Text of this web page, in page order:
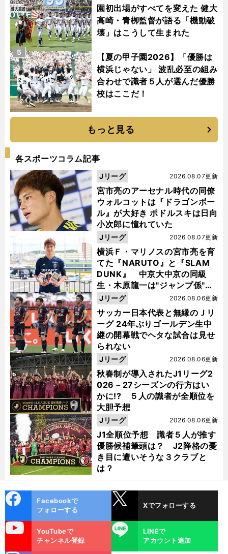
園初出場がすべてを変えた 健大
高崎・青栁監督が語る「機動破
壊」はこうして生まれた
【夏の甲子園2026】「優勝は
横浜じゃない」 波乱必至の組み
合わせで識者５人が選んだ優勝
校はここだ！
5
もっと見る
各スポーツコラム記事
宮市亮のアーセナル時代の同僚
ウォルコットは『ドラゴンボー
ル』が大好き ポドルスキは日向
小次郎に憧れていた
2026.08.07更新
Jリーグ
横浜Ｆ・マリノスの宮市亮を育
てた『NARUTO』と『SLAM
DUNK』 中京大中京の同級
生・木原龍一は"ジャンプ係"だ
った
2026.08.07更新
Jリーグ
サッカー日本代表と無縁のＪリ
ーグ 24年ぶりゴールデン生中
継の開幕戦でヘタな試合は見せ
られない
2026.08.06更新
Jリーグ
秋春制が導入されたJ1リーグ2
026－27シーズンの行方はい
かに!? ５人の識者が全順位を
大胆予想
2026.08.06更新
Jリーグ
J1全順位予想 識者５人が推す
優勝候補筆頭は？ J2降格の憂
き目に遭いそうな３クラブと
は？
2026.08.06更新
Jリーグ
ok
Facebookで
フォローする
Xでフォローする
YouTubeで
チャンネル登録
LINE
LINEで
アカウント追加